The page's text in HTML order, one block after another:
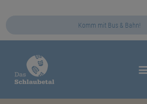
Komm mit Bus & Bahn!